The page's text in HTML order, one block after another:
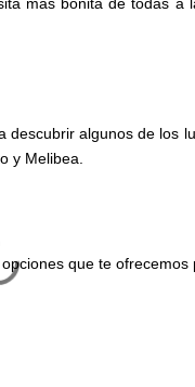
descubrir algunos de los
y Melibea.
que te ofrecemos